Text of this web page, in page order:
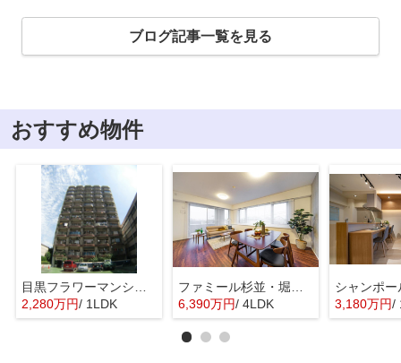
ブログ記事一覧を見る
おすすめ物件
2,280万円/ 1LDK
6,390万円/ 4LDK 3,180万円/